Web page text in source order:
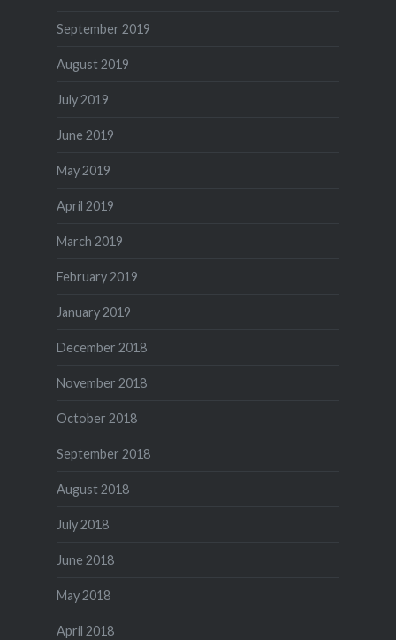
September 2019
August 2019
July 2019
June 2019
May 2019
April 2019
March 2019
February 2019
January 2019
December 2018
November 2018
October 2018
September 2018
August 2018
July 2018
June 2018
May 2018
April 2018